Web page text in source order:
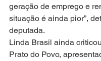
geração de emprego e
situação é ainda pior”,
deputada.
Linda Brasil ainda
Prato do Povo,